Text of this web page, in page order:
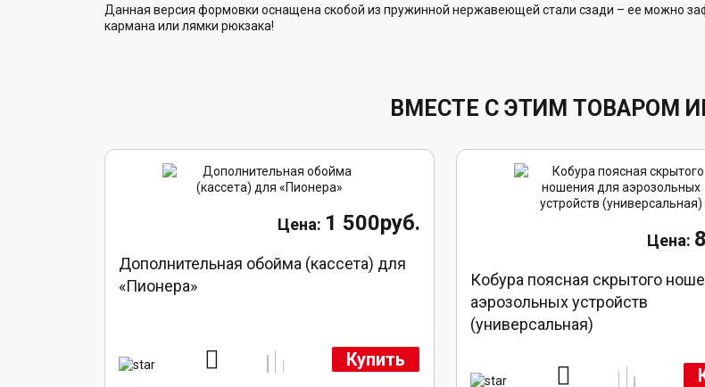
Данная версия формовки оснащена скобой из пружинной нержавеющей стали сзади – ее можно
кармана или лямки рюкзака!
ВМЕСТЕ С ЭТИМ ТОВАРОМ
1 500руб.
Дополнительная обойма (кассета) для
«Пионера»
Купить
Кобура поясная скрытого
аэрозольных устройств
(универсальная)